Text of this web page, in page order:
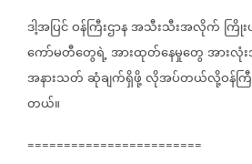
ဒါ့အပြင်ဝန်ကြီးဌာနအသီးသီးအလိုက် ကြို
ကော်မတီတွေရဲ့အားထုတ်နေမှုတွေအား
အနားသတ်ဆုံချက်ရှိဖို့လိုအပ်တယ်လို့ဝန်ကြီ
တယ်။
========================